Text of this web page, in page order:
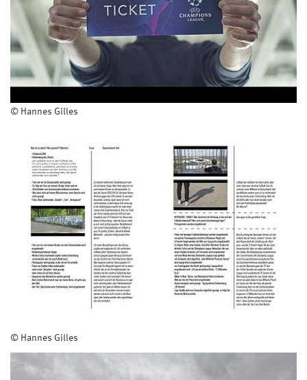
© Hannes Gilles
© Hannes Gilles